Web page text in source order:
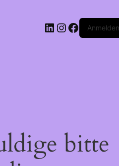
LinkedIn
Instagram
FacebookAnmelden
bitte